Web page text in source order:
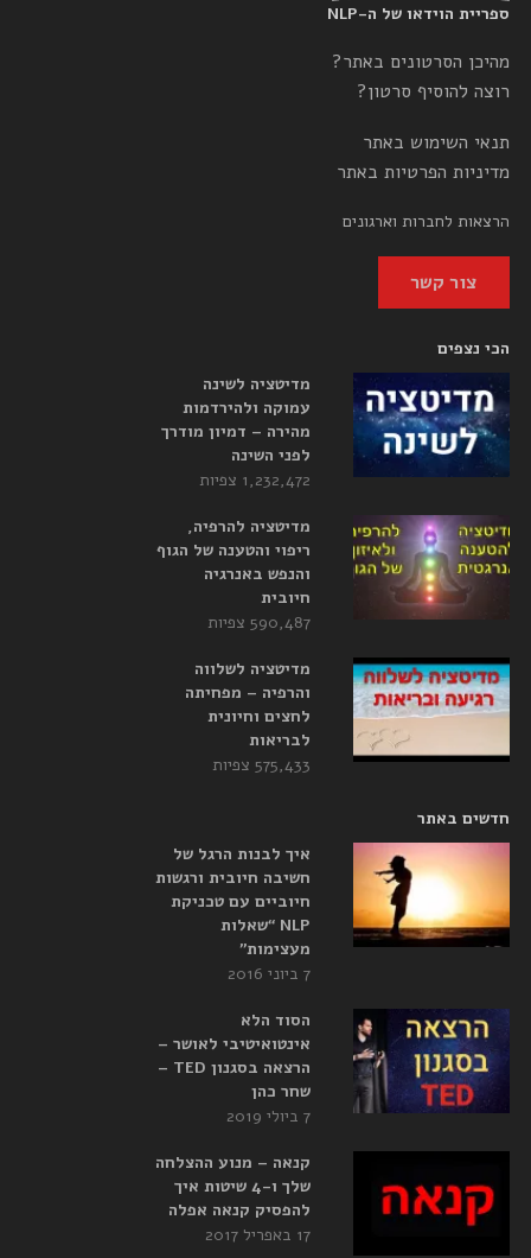
ספריית הוידאו של ה-NLP
מהיכן הסרטונים באתר?
רוצה להוסיף סרטון?
תנאי השימוש באתר
מדיניות הפרטיות באתר
הרצאות לחברות וארגונים
צור קשר
הכי נצפים
מדיטציה לשינה
עמוקה ולהירדמות
מהירה – דמיון מודרך
לפני השינה
1,232,472 צפיות
מדיטציה להרפיה,
ריפוי והטענה של הגוף
והנפש באנרגיה
חיובית
590,487 צפיות
מדיטציה לשלווה
והרפיה – מפחיתה
לחצים וחיונית
לבריאות
575,433 צפיות
חדשים באתר
איך לבנות הרגל של
חשיבה חיובית ורגשות
חיוביים עם טכניקת
NLP “שאלות
מעצימות”
7 ביוני 2016
הסוד הלא
אינטואיטיבי לאושר –
הרצאה בסגנון TED –
שחר כהן
7 ביולי 2019
קנאה – מנוע ההצלחה
שלך ו-4 שיטות איך
להפסיק קנאה אפלה
17 באפריל 2017